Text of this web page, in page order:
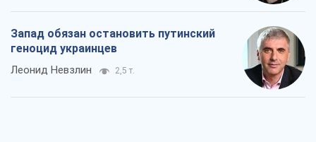
Запад обязан остановить путинский
геноцид украинцев
Леонид Невзлин 2,5 т.